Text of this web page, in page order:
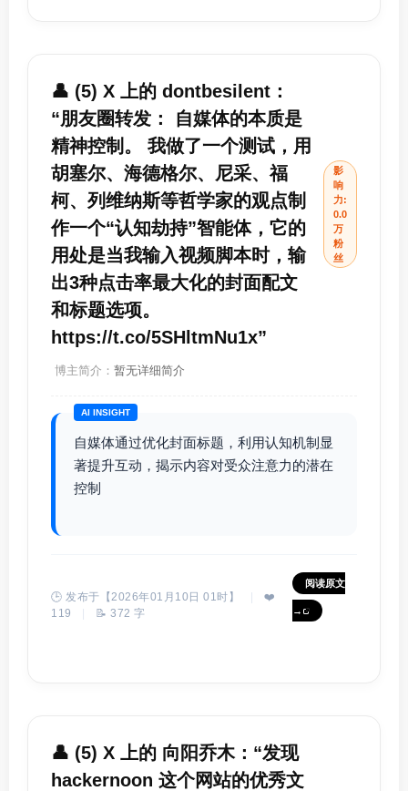
👤 (5) X 上的 dontbesilent：
“朋友圈转发： 自媒体的本质是
精神控制。 我做了一个测试，用
胡塞尔、海德格尔、尼采、福
柯、列维纳斯等哲学家的观点制
作一个“认知劫持”智能体，它的
用处是当我输入视频脚本时，输
出3种点击率最大化的封面配文
和标题选项。
https://t.co/5SHltmNu1x”
影
响
力:
0.0
万
粉
丝
博主简介： 暂无详细简介
AI INSIGHT
自媒体通过优化封面标题，利用认知机制显
著提升互动，揭示内容对受众注意力的潜在
控制
🕒 发布于【2026年01月10日 01时】
❤️
119
📝 372 字
阅读原文
→
👤 (5) X 上的 向阳乔木：“发现
hackernoon 这个网站的优秀文